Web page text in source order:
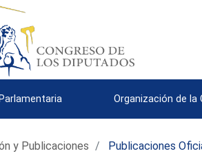
Organización de la
y Publicaciones Publicaciones